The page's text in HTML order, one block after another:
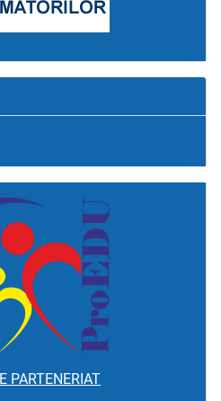
PARTENERIAT